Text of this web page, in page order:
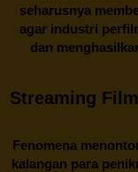
seharusnya
agar industri
dan
Streaming
Fenomena
kalangan para